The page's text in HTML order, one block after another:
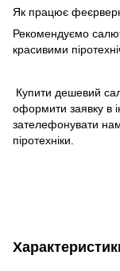
Як працює
Рекомендуємо
красивими
Купити дешевий
оформити заявку в
зателефонувати
піротехніки